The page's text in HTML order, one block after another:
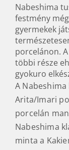
Nabeshima
festmény
gyermekek
porcelánon.
többi része
gyokuro
A Nabeshima
Arita/Imari
porcelán
Nabeshima
minta a